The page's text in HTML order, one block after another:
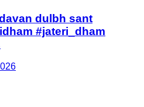
dulbh sant
#jateri_dham